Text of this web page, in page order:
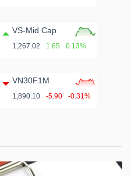
VS-Mid Cap
1,267.02 1.65 0.13%
VN30F1M
1,890.10 -5.90 -0.31%